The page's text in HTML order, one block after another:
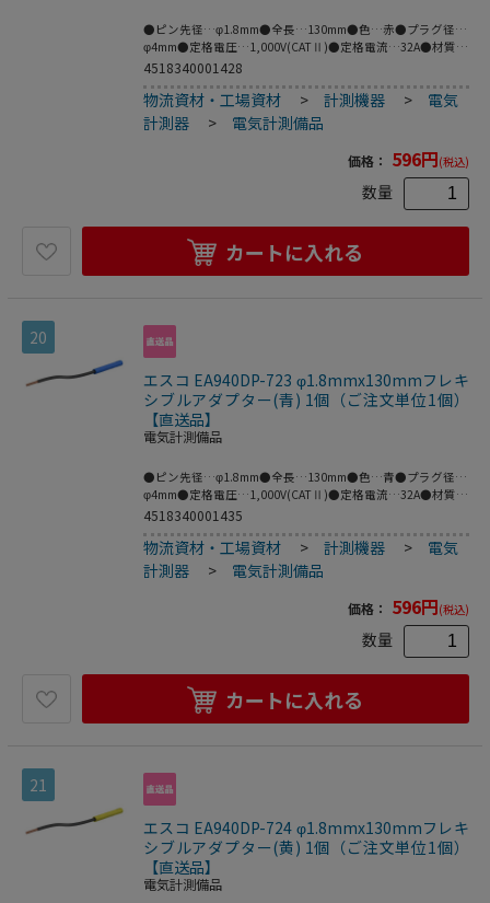
●ピン先径…φ1.8mm●全長…130mm●色…赤●プラグ径…
φ4mm●定格電圧…1,000V(CATⅡ)●定格電流…32A●材質…
真鍮●絶縁タイプ、フレキシブルな銅線アダプタ。●ネジ止
絶縁スリーブ付きφ4mmのMULTILAMプラグに対応。●※プ
ラグとソケットの両方がMULTILAMの場合は接続できませ
ん。●梱包サイズ:56×140×8●梱包重量6g
4518340001428
物流資材・工場資材 >計測機器 > 電気
計測器
> 電気計測備品
価格： 596円(税込)
数量
カートに入れる
20
エスコ EA940DP-723 φ1.8mmx130mmフレキ
シブルアダプター(青) 1個（ご注文単位1個）
【直送品】
電気計測備品
●ピン先径…φ1.8mm●全長…130mm●色…青●プラグ径…
φ4mm●定格電圧…1,000V(CATⅡ)●定格電流…32A●材質…
真鍮●絶縁タイプ、フレキシブルな銅線アダプタ。●ネジ止
絶縁スリーブ付きφ4mmのMULTILAMプラグに対応。●※プ
ラグとソケットの両方がMULTILAMの場合は接続できませ
ん。●梱包サイズ:73×139×7●梱包重量6g
4518340001435
物流資材・工場資材 >計測機器 > 電気
計測器
> 電気計測備品
価格： 596円(税込)
数量
カートに入れる
21
エスコ EA940DP-724 φ1.8mmx130mmフレキ
シブルアダプター(黄) 1個（ご注文単位1個）
【直送品】
電気計測備品